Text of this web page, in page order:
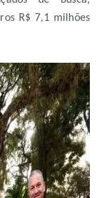
R$ 7,1 milhões